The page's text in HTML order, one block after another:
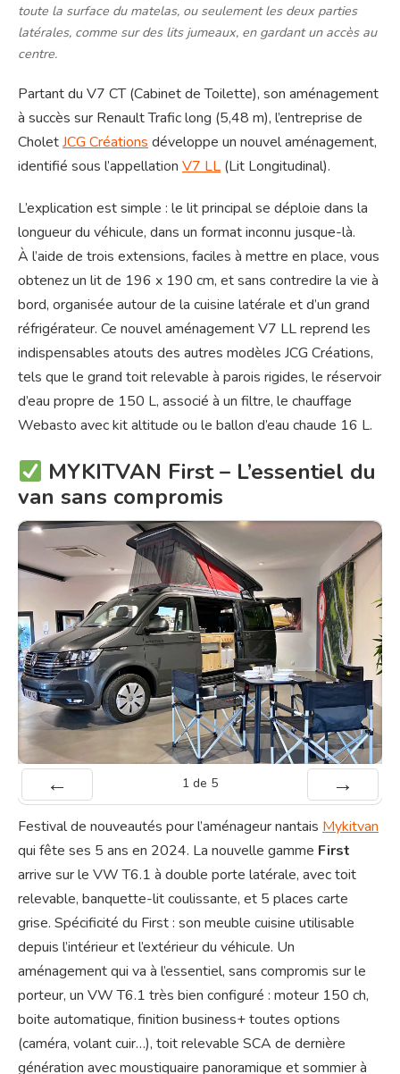
toute la surface du matelas, ou seulement les deux parties
latérales, comme sur des lits jumeaux, en gardant un accès au
centre.
Partant du V7 CT (Cabinet de Toilette), son aménagement
à succès sur Renault Trafic long (5,48 m), l’entreprise de
CholetJCG Créationsdéveloppe un nouvel aménagement,
identifié sous l’appellation V7 LL (Lit Longitudinal).
L’explication est simple : le lit principal se déploie dans la
longueur du véhicule, dans un format inconnu jusque-là.
À l’aide de trois extensions, faciles à mettre en place, vous
obtenez un lit de 196 x 190 cm, et sans contredire la vie à
bord, organisée autour de la cuisine latérale et d’un grand
réfrigérateur. Ce nouvel aménagement V7 LL reprend les
indispensables atouts des autres modèles JCG Créations,
tels que le grand toit relevable à parois rigides, le réservoir
d’eau propre de 150 L, associé à un filtre, le chauffage
Webasto avec kit altitude ou le ballon d’eau chaude 16 L.
MYKITVAN First – L’essentiel du
van sans compromis
1 de 5
Festival de nouveautés pour l’aménageur nantais Mykitvan
qui fête ses 5 ans en 2024. La nouvelle gamme First
arrive sur le VW T6.1 à double porte latérale, avec toit
relevable, banquette-lit coulissante, et 5 places carte
grise. Spécificité du First : son meuble cuisine utilisable
depuis l’intérieur et l’extérieur du véhicule. Un
aménagement qui va à l’essentiel, sans compromis sur le
porteur, un VW T6.1 très bien configuré : moteur 150 ch,
boite automatique, finition business+ toutes options
(caméra, volant cuir…), toit relevable SCA de dernière
génération avec moustiquaire panoramique et sommier à